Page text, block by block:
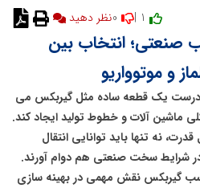
صنعتی؛ انتخاب بین
و موتوواریو
درست یک قطعه ساده مثل گیربکس می‌
ماشین‌ آلات و خطوط تولید ایجاد کند.
نه‌ تنها باید توانایی انتقال
در شرایط سخت صنعتی هم دوام آورند.
گیربکس نقش مهمی در بهینه‌ سازی